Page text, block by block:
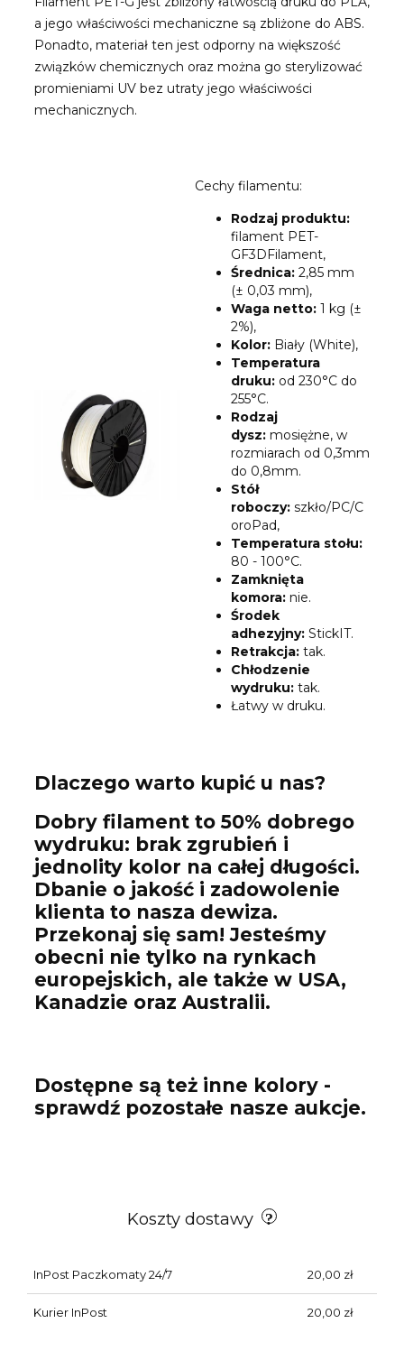
a jego właściwości mechaniczne są zbliżone do ABS.
Ponadto, materiał ten jest odporny na większość
związków chemicznych oraz można go sterylizować
promieniami UV bez utraty jego właściwości
mechanicznych.
Cechy filamentu:
Rodzaj produktu:
filament PET-
GF3DFilament,
Średnica: 2,85 mm
(± 0,03 mm),
Waga netto: 1 kg (±
2%),
Kolor: Biały (White),
Temperatura
druku: od 230°C do
255°C.
Rodzaj
dysz: mosiężne, w
rozmiarach od 0,3mm
do 0,8mm.
Stół
roboczy: szkło/PC/C
oroPad,
Temperatura stołu:
80 - 100°C.
Zamknięta
komora: nie.
Środek
adhezyjny: StickIT.
Retrakcja: tak.
Chłodzenie
wydruku: tak.
Łatwy w druku.
Dlaczego warto kupić u nas?
Dobry filament to 50% dobrego
wydruku: brak zgrubień i
jednolity kolor na całej długości.
Dbanie o jakość i zadowolenie
klienta to nasza dewiza.
Przekonaj się sam! Jesteśmy
obecni nie tylko na rynkach
europejskich, ale także w USA,
Kanadzie oraz Australii.
Dostępne są też inne kolory -
sprawdź pozostałe nasze aukcje.
Koszty dostawy
InPost Paczkomaty 24/7 20,00 zł
Kurier InPost 20,00 zł